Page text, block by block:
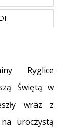
Ryglice
Świętą w
wraz z
uroczystą